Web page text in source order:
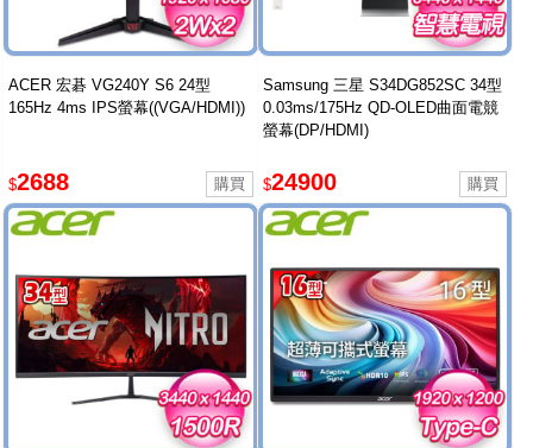
ACER 宏碁 VG240Y S6 24型
165Hz 4ms IPS螢幕((VGA/HDMI))
$2688
Samsung 三星 S34DG852SC 34型
0.03ms/175Hz QD-OLED曲面電競
螢幕(DP/HDMI)
$24900